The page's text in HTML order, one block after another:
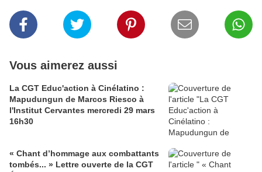
Vous aimerez aussi
La CGT Educ'action à Cinélatino :
Mapudungun de Marcos Riesco à
l'Institut Cervantes mercredi 29 mars
16h30
« Chant d’hommage aux combattants
tombés... » Lettre ouverte de la CGT